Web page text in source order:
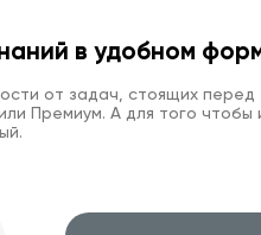
в удобном
от задач, стоящих
Премиум. А для того чтобы